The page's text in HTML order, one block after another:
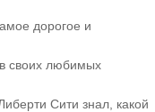
дорогое и
своих любимых
Сити знал, какой